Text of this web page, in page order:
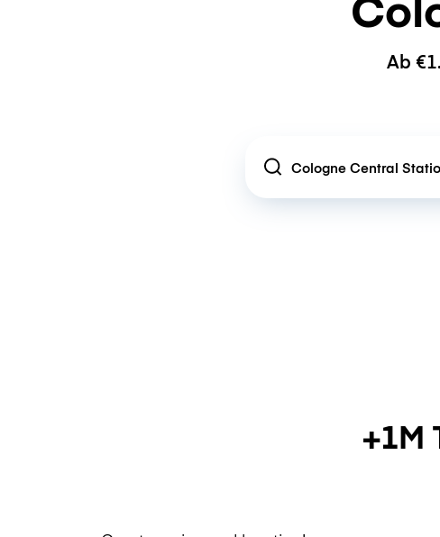
Ab
Location
+1M